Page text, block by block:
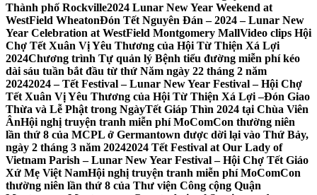
Thành phố Rockville2024 Lunar New Year Weekend at
WestField WheatonĐón Tết Nguyên Đán – 2024 – Lunar New
Year Celebration at WestField Montgomery MallVideo clips Hội
Chợ Tết Xuân Vị Yêu Thương của Hội Từ Thiện Xá Lợi
2024Chương trình Tự quản lý Bệnh tiểu đường miễn phí kéo
dài sáu tuần bắt đầu từ thứ Năm ngày 22 tháng 2 năm
20242024 – Tết Festival – Lunar New Year Festival – Hội Chợ
Tết Xuân Vị Yêu Thương của Hội Từ Thiện Xá Lợi –Đón Giao
Thừa và Lễ Phật trong NgàyTết Giáp Thìn 2024 tại Chùa Viên
ÂnHội nghị truyện tranh miễn phí MoComCon thường niên
lần thứ 8 của MCPL ở Germantown được dời lại vào Thứ Bảy,
ngày 2 tháng 3 năm 20242024 Tết Festival at Our Lady of
Vietnam Parish – Lunar New Year Festival – Hội Chợ Tết Giáo
Xứ Mẹ Việt NamHội nghị truyện tranh miễn phí MoComCon
thường niên lần thứ 8 của Thư viện Công cộng Quận